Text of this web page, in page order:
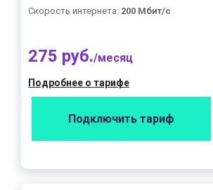
Скорость интернета: 200 Мбит/с
275 руб./месяц
Подробнее о тарифе
Подключить тариф